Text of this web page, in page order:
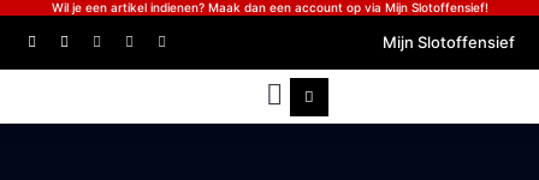
Wil je een artikel indienen? Maak dan een account op via Mijn Slotoffensief!
Mijn Slotoffensief